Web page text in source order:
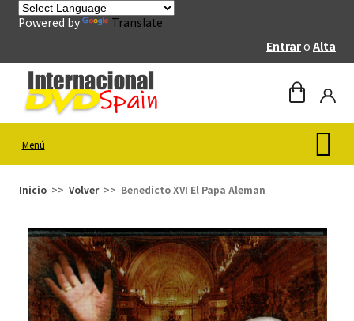
Powered by
Translate
Entraro Alta
Menú
Inicio Volver Benedicto XVI El Papa Aleman